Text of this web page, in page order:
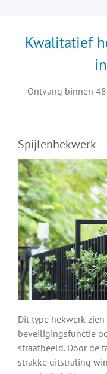
Kwalitatief
Ontvang binnen
Spijlenhekwerk
Dit type hekwerk
beveiligingsfunctie
straatbeeld. Door de
strakke uitstraling